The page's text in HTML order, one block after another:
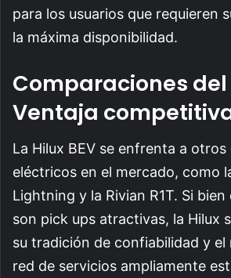
para los usuarios que requieren
la máxima disponibilidad.
Comparaciones
Ventaja
La Hilux BEV se enfrenta a
eléctricos en el mercado, como
Lightning y la Rivian R1T. Si
son pick ups atractivas, la Hilux
su tradición de confiabilidad y el
red de servicios ampliamente